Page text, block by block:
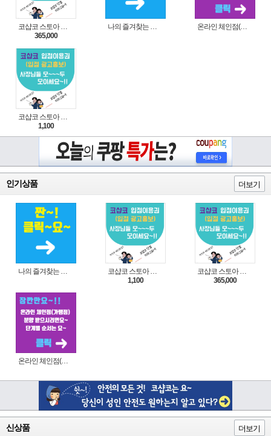
코샵코 스토아 입점 1년 이용권
365,000
나의 즐겨찾는 상품 리스트로 편리하게 주문하세요~(쿠팡 다이나믹 배너) 온라인 체인점(가맹점) 분양순서(필독)
1,100
인기상품 더보기
1,100
365,000
온라인 체인점(가맹점) 분양순서(필독)
신상품 더보기